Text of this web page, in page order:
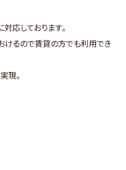
応しております。
けるので賃貸の方でも利用でき
現。